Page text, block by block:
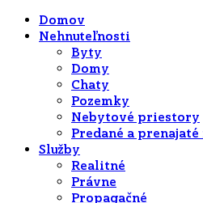
Domov
Nehnuteľnosti
Byty
Domy
Chaty
Pozemky
Nebytové priestory
Predané a
Služby
Realitné
Právne
Propagačné